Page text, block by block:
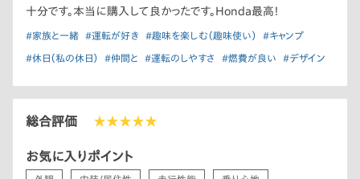
十分です。本当に購入して良かったです。Honda最高！
#家族と一緒 #運転が好き #趣味を楽しむ（趣味使い） #キャンプ
#休日（私の休日） #仲間と #運転のしやすさ #燃費が良い #デザイン
総合評価 ★★★★★
お気に入りポイント